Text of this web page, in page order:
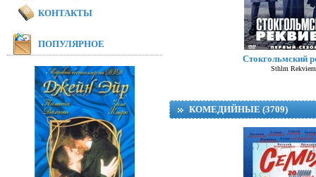
Стокгольмский
Sthlm Rekviem
КОМЕДИЙНЫЕ (3709)
КОНТАКТЫ
ПОПУЛЯРНОЕ